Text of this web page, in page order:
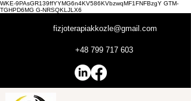
WKE-9PAsGR139ffYYMG6n4KV586KVbzwqMF1FNFBzgY GTM-
TGHPD6MG G-NRSQKLJLX6
fizjoterapiakkozle@gmail.com
+48 799 717 603